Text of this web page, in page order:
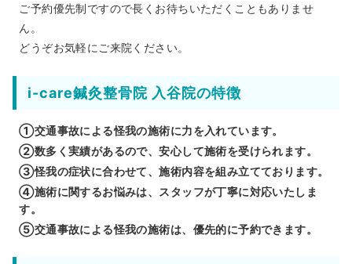
ご予約優先制ですので長くお待ちいただくこともありませ
ん。
どうぞお気軽にご来院ください。
i-care鍼灸整骨院 入谷院の特徴
①交通事故による怪我の施術に力を入れています。
②数多く実績があるので、安心して施術を受けられます。
③怪我の症状に合わせて、施術内容を組み立てております。
④施術に関するお悩みは、スタッフが丁寧に対応いたしま
す。
⑤交通事故による怪我の施術は、優先的に予約できます。